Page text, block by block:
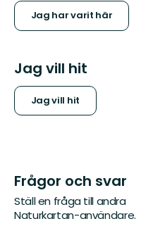
Jag har varit här
Jag vill hit
Jag vill hit
Frågor och svar
Ställ en fråga till andra
Naturkartan-användare.